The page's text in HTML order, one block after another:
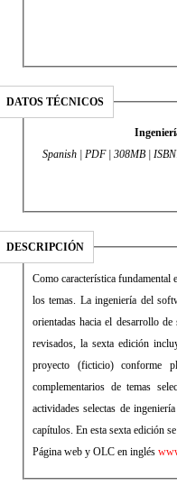
DATOS TÉCNICOS
Spanish
DESCRIPCIÓN
Como característica fundamental
los temas. La ingeniería del
orientadas hacia el desarrollo
revisados, la sexta edición
proyecto (ficticio) conforme
complementarios de temas
actividades selectas de
capítulos. En esta sexta edición
Página web y OLC en inglés